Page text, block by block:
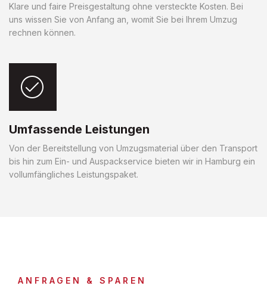
Klare und faire Preisgestaltung ohne versteckte Kosten. Bei
uns wissen Sie von Anfang an, womit Sie bei Ihrem Umzug
rechnen können.
Umfassende Leistungen
Von der Bereitstellung von Umzugsmaterial über den Transport
bis hin zum Ein- und Auspackservice bieten wir in Hamburg ein
vollumfängliches Leistungspaket.
ANFRAGEN & SPAREN